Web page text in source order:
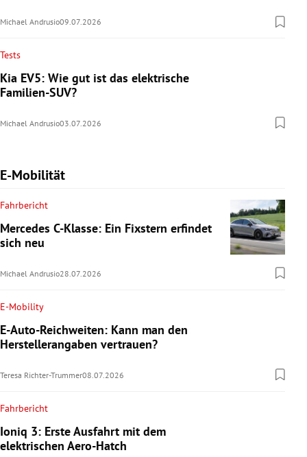
Michael Andrusio09.07.2026
Tests
Kia EV5: Wie gut ist das elektrische
Familien-SUV?
Michael Andrusio03.07.2026
E-Mobilität
Fahrbericht
Mercedes C-Klasse: Ein Fixstern erfindet
sich neu
Michael Andrusio28.07.2026
E-Mobility
E-Auto-Reichweiten: Kann man den
Herstellerangaben vertrauen?
Teresa Richter-Trummer08.07.2026
Fahrbericht
Ioniq 3: Erste Ausfahrt mit dem
elektrischen Aero-Hatch